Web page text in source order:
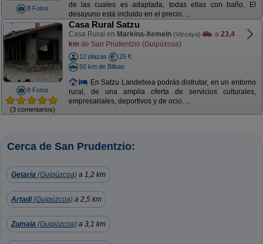
8 Fotos
de las cuales es adaptada, todas ellas con baño. El
desayuno está incluido en el precio. ...
8 Fotos
(3 comentarios)
Casa Rural Satzu
Casa Rural en Markina-Xemein (Vizcaya) a 23,4
km de San Prudentzio (Guipúzcoa)
12 plazas
25 €
50 km de Bilbao
En Satzu Landetxea podrás disfrutar, en un entorno
rural, de una amplia oferta de servicios culturales,
empresariales, deportivos y de ocio. ...
Cerca de San Prudentzio:
Getaria (Guipúzcoa) a 1,2 km
Artadi(Guipúzcoa) a 2,5 km
Zumaia (Guipúzcoa) a 3,1 km